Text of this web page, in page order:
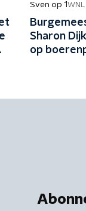
Sven op 1WNL
Sharon
op